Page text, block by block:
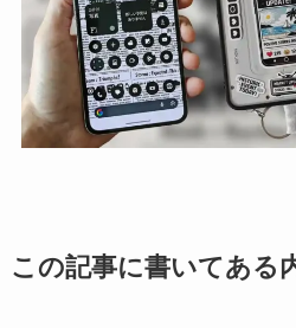
この記事に書いてある